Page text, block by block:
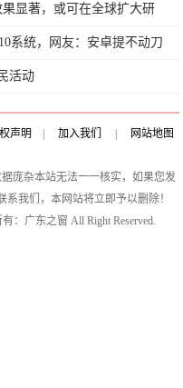
显著，或可在全球扩大研
系统，网友：安卓提不动刀
活动
声明 | 加入我们 |
网站地图
庞杂本站无法一一核实，如果您发
我们，本网站将立即予以删除！
：广东之窗 All Right Reserved.